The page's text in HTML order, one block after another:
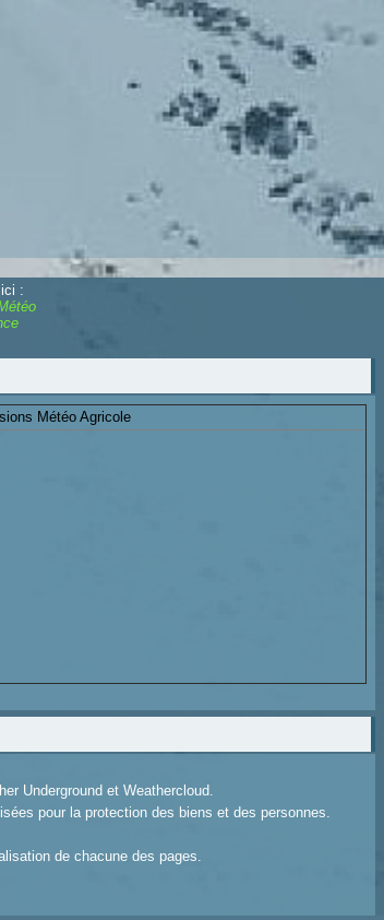
ici :
Météo Agricole
Underground et Weathercloud.
pour la protection des biens et des personnes.
de chacune des pages.